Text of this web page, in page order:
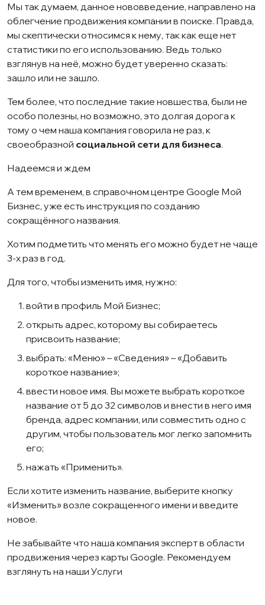
Мы так думаем, данное нововведение, направлено на
облегчение продвижения компании в поиске. Правда,
мы скептически относимся к нему, так как еще нет
статистики по его использованию. Ведь только
взглянув на неё, можно будет уверенно сказать:
зашло или не зашло.
Тем более, что последние такие новшества, были не
особо полезны, но возможно, это долгая дорога к
тому о чем наша компания говорила не раз, к
своеобразной социальной сети для бизнеса.
Надеемся и ждем
А тем временем, в справочном центре Google Мой
Бизнес, уже есть инструкция по созданию
сокращённого названия.
Хотим подметить что менять его можно будет не чаще
3-х раз в год.
Для того, чтобы изменить имя, нужно:
войти в профиль Мой Бизнес;
открыть адрес, которому вы собираетесь
присвоить название;
выбрать: «Меню» – «Сведения» – «Добавить
короткое название»;
ввести новое имя. Вы можете выбрать короткое
название от 5 до 32 символов и внести в него имя
бренда, адрес компании, или совместить одно с
другим, чтобы пользователь мог легко запомнить
его;
нажать «Применить».
Если хотите изменить название, выберите кнопку
«Изменить» возле сокращенного имени и введите
новое.
Не забывайте что наша компания эксперт в области
продвижения через карты Google. Рекомендуем
взглянуть на наши Услуги